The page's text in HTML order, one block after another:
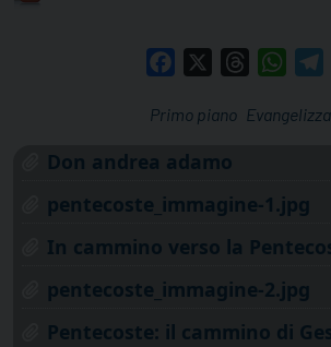
Facebook Threads
Primo piano
Don andrea adamo
pentecoste_immagine-1.jpg
In cammino verso la
pentecoste_immagine-2.jpg
Pentecoste: il cammino di